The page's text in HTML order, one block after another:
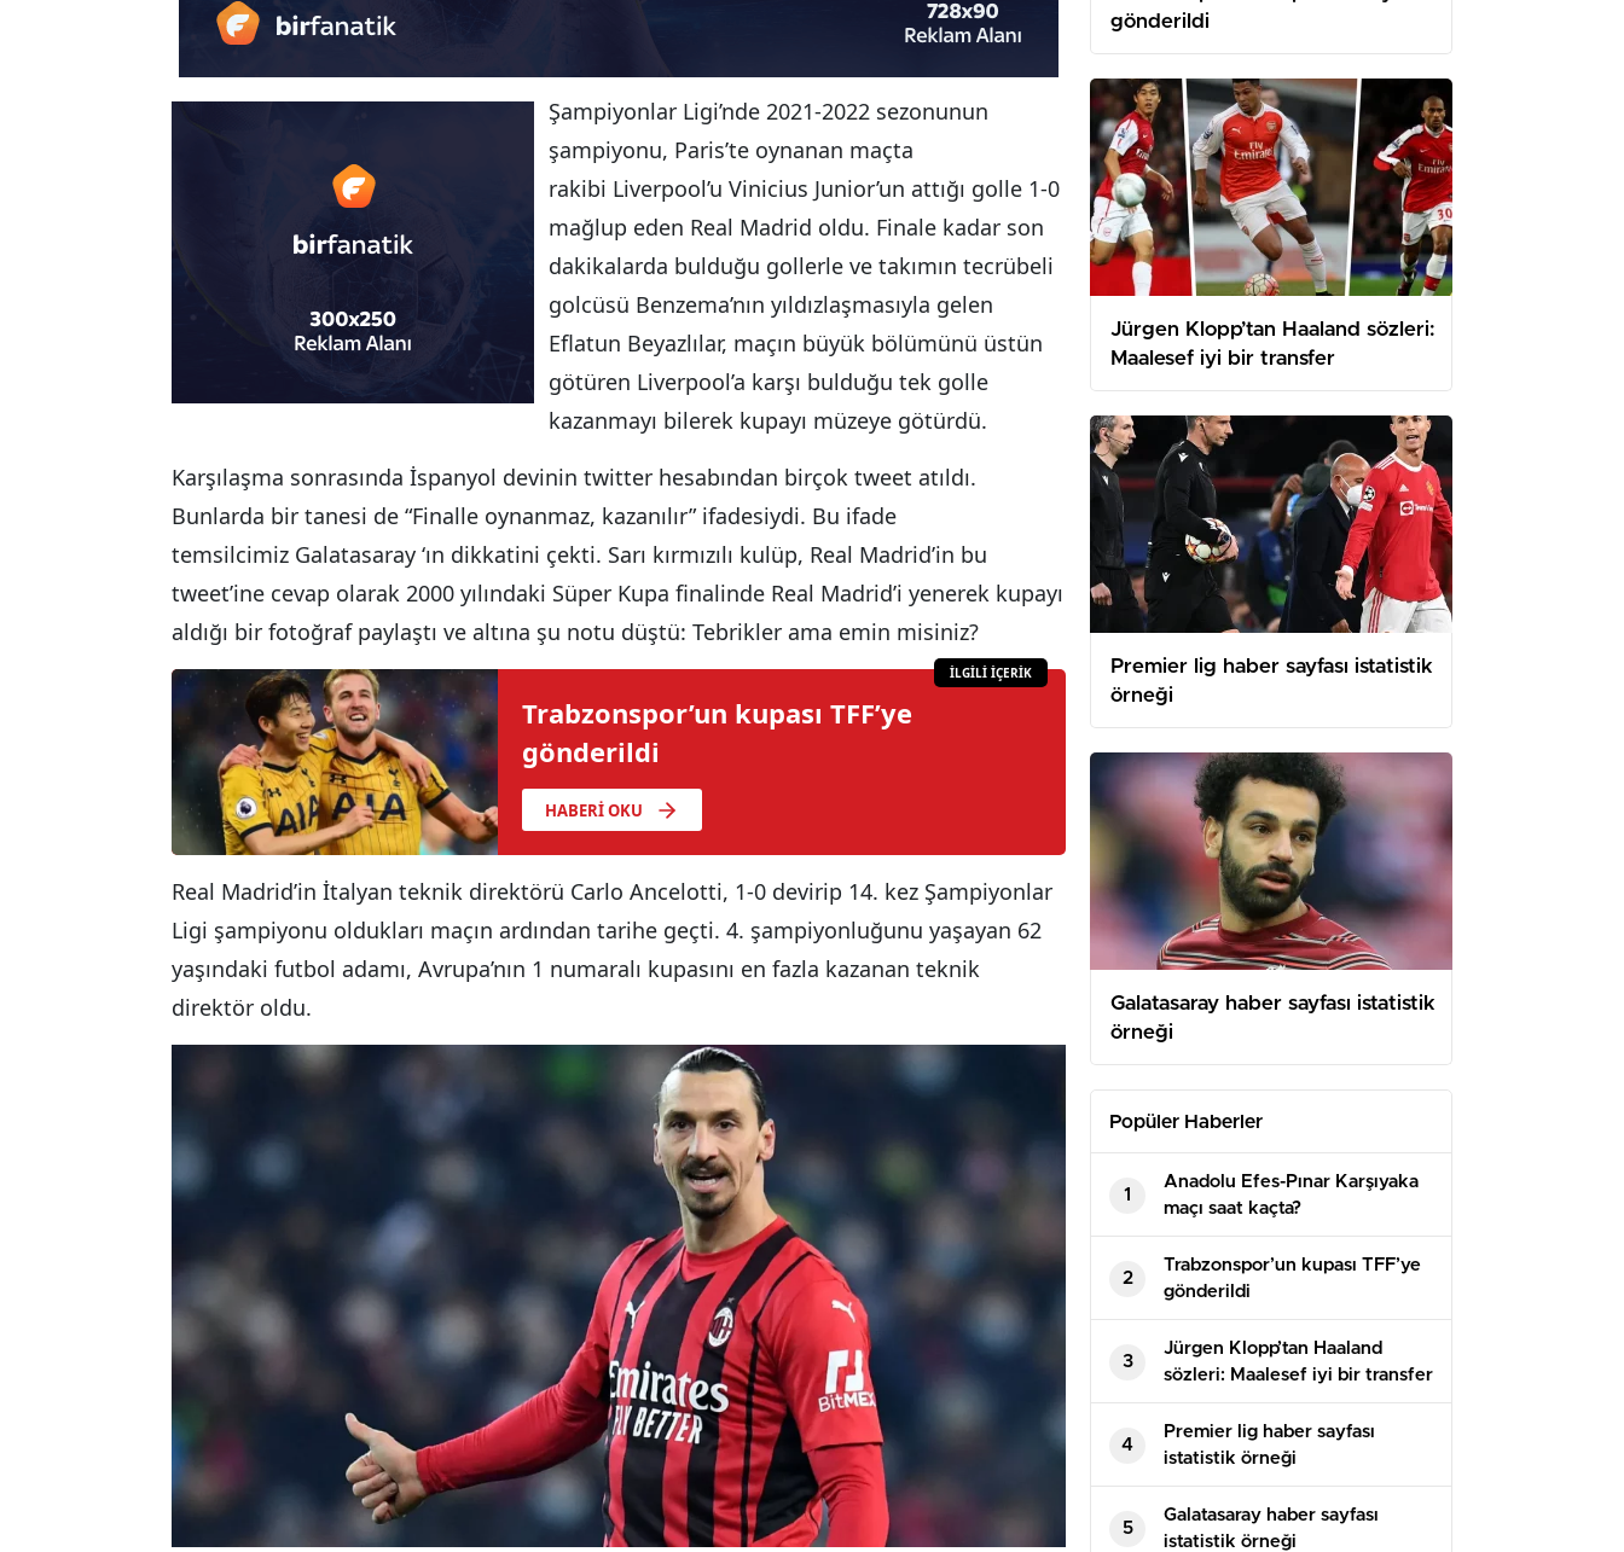
Şampiyonlar Ligi’nde 2021-2022 sezonunun
şampiyonu, Paris’te oynanan maçta
rakibi Liverpool’u Vinicius Junior’un attığı golle 1-0
mağlup eden Real Madrid oldu. Finale kadar son
dakikalarda bulduğu gollerle ve takımın tecrübeli
golcüsü Benzema’nın yıldızlaşmasıyla gelen
Eflatun Beyazlılar, maçın büyük bölümünü üstün
götüren Liverpool’a karşı bulduğu tek golle
kazanmayı bilerek kupayı müzeye götürdü.
Karşılaşma sonrasında İspanyol devinin twitter hesabından birçok tweet atıldı.
Bunlarda bir tanesi de “Finalle oynanmaz, kazanılır” ifadesiydi. Bu ifade
temsilcimiz Galatasaray ‘ın dikkatini çekti. Sarı kırmızılı kulüp, Real Madrid’in bu
tweet’ine cevap olarak 2000 yılındaki Süper Kupa finalinde Real Madrid’i yenerek kupayı
aldığı bir fotoğraf paylaştı ve altına şu notu düştü: Tebrikler ama emin misiniz?
İLGİLİ İÇERİK
Trabzonspor’un kupası TFF’ye
gönderildi
HABERI OKU
Real Madrid’in İtalyan teknik direktörü Carlo Ancelotti, 1-0 devirip 14. kez Şampiyonlar
Ligi şampiyonu oldukları maçın ardından tarihe geçti. 4. şampiyonluğunu yaşayan 62
yaşındaki futbol adamı, Avrupa’nın 1 numaralı kupasını en fazla kazanan teknik
direktör oldu.
gönderildi
Jürgen Klopp’tan Haaland sözleri:
Maalesef iyi bir transfer
Premier lig haber sayfası istatistik
örneği
Galatasaray haber sayfası istatistik
örneği
Popüler Haberler
1
Anadolu Efes-Pınar Karşıyaka
maçı saat kaçta?
2
Trabzonspor’un kupası TFF’ye
gönderildi
3
Jürgen Klopp’tan Haaland
sözleri: Maalesef iyi bir transfer
4
Premier lig haber sayfası
istatistik örneği
5
Galatasaray haber sayfası
istatistik örneği